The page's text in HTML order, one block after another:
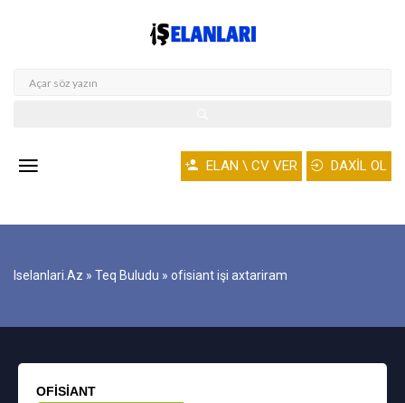
ELAN \ CV VER DAXİL OL
Iselanlari.az » Teq Buludu » ofisiant işi axtariram
OFISIANT